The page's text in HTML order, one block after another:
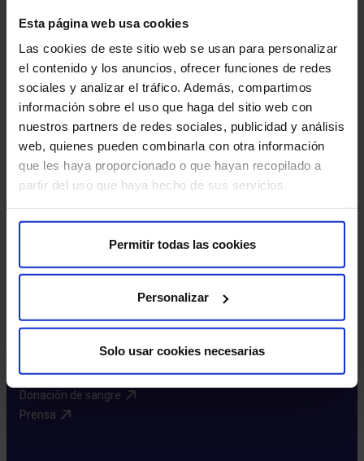
Esta página web usa cookies
Las cookies de este sitio web se usan para personalizar
el contenido y los anuncios, ofrecer funciones de redes
sociales y analizar el tráfico. Además, compartimos
información sobre el uso que haga del sitio web con
nuestros partners de redes sociales, publicidad y análisis
web, quienes pueden combinarla con otra información
que les haya proporcionado o que hayan recopilado a
partir del uso que haya hecho de sus servicios.
Permitir todas las cookies
Personalizar
Solo usar cookies necesarias
Excelencia y calidad​
Trabaja con nosotros​
Rincón del accionista​
Más HM Hospitales
Fundación HM​
Centro Universitario CUHMED​
Instituto HM Hospitales​
HM CINAC​
Enlaces de interés
Aseguradoras y mutuas​
Preguntas frecuentes​
Donación de sangre​
Prensa​